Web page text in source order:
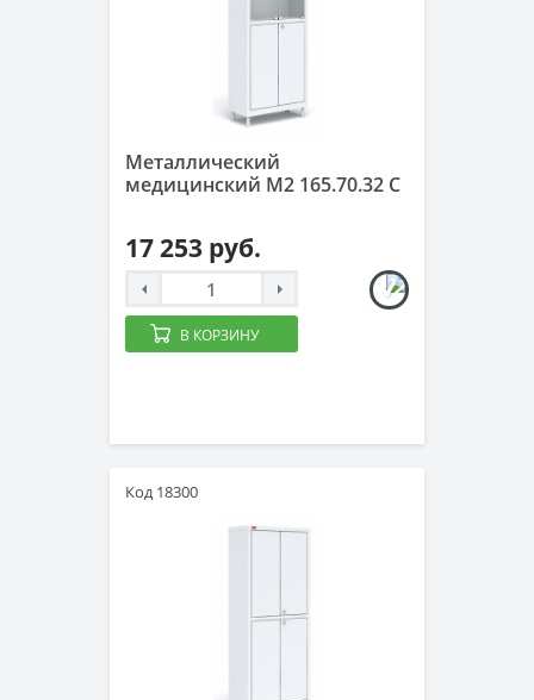
Металлический
медицинский М2 165.70.32 С
17 253 руб.
В КОРЗИНУ
Код 18300